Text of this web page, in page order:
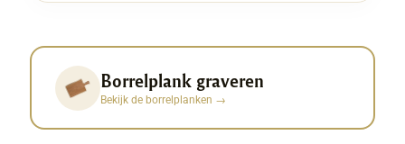
Borrelplank graveren
Bekijk de borrelplanken →